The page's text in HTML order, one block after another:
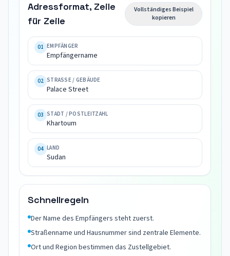
Adressformat, Zeile
für Zeile
Vollständiges Beispiel
kopieren
Palace
Street
Khartoum
Sudan
01 EMPFÄNGER
Empfängername
02 STRASSE / GEBÄUDE
Palace Street
03 STADT / POSTLEITZAHL
Khartoum
04 LAND
Sudan
Schnellregeln
Der Name des Empfängers steht zuerst.
Straßenname und Hausnummer sind zentrale Elemente.
Ort und Region bestimmen das Zustellgebiet.